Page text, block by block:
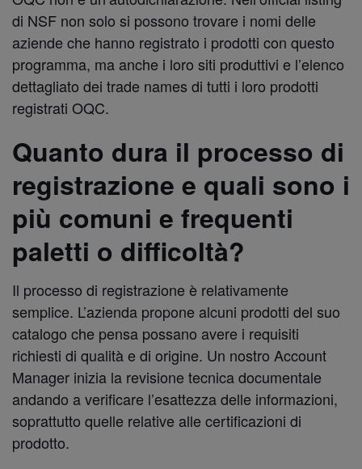
di NSF non solo si possono trovare i nomi delle
aziende che hanno registrato i prodotti con questo
programma, ma anche i loro siti produttivi e l’elenco
dettagliato dei trade names di tutti i loro prodotti
registrati OQC.
Quanto dura il processo di
registrazione e quali sono i
più comuni e frequenti
paletti o difficoltà?
Il processo di registrazione è relativamente
semplice. L’azienda propone alcuni prodotti del suo
catalogo che pensa possano avere i requisiti
richiesti di qualità e di origine. Un nostro Account
Manager inizia la revisione tecnica documentale
andando a verificare l’esattezza delle informazioni,
soprattutto quelle relative alle certificazioni di
prodotto.